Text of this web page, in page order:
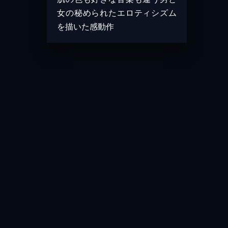
女の秘められたエロティシズム
を描いた感動作